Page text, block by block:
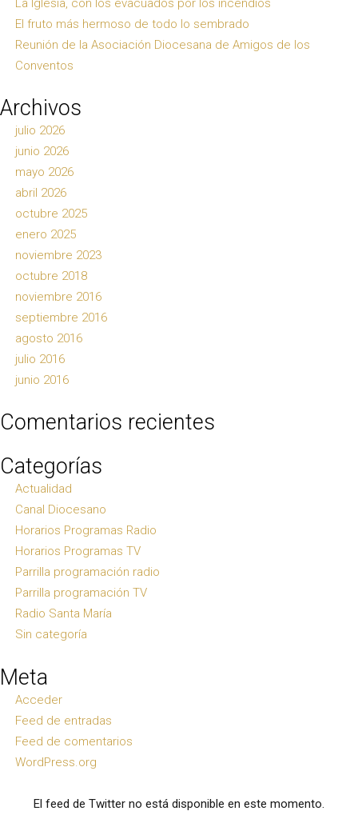
La Iglesia, con los evacuados por los incendios
El fruto más hermoso de todo lo sembrado
Reunión de la Asociación Diocesana de Amigos de los
Conventos
Archivos
julio 2026
junio 2026
mayo 2026
abril 2026
octubre 2025
enero 2025
noviembre 2023
octubre 2018
noviembre 2016
septiembre 2016
agosto 2016
julio 2016
junio 2016
Comentarios recientes
Categorías
Actualidad
Canal Diocesano
Horarios Programas Radio
Horarios Programas TV
Parrilla programación radio
Parrilla programación TV
Radio Santa María
Sin categoría
Meta
Acceder
Feed de entradas
Feed de comentarios
WordPress.org
El feed de Twitter no está disponible en este momento.